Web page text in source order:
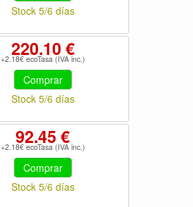
Stock 5/6 días
220.10 €
+2.18€ ecoTasa (IVA inc.)
Comprar
Stock 5/6 días
92.45 €
+2.18€ ecoTasa (IVA inc.)
Comprar
Stock 5/6 días